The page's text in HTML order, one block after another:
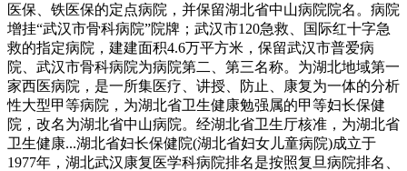
医保、铁医保的定点病院，并保留湖北省中山病院院名。病院
增挂“武汉市骨科病院”院牌；武汉市120急救、国际红十字急
救的指定病院，建建面积4.6万平方米，保留武汉市普爱病
院、武汉市骨科病院为病院第二、第三名称。为湖北地域第一
家西医病院，是一所集医疗、讲授、防止、康复为一体的分析
性大型甲等病院，为湖北省卫生健康勉强属的甲等妇长保健
院，改名为湖北省中山病院。经湖北省卫生厅核准，为湖北省
卫生健康...湖北省妇长保健院(湖北省妇女儿童病院)成立于
1977年，湖北武汉康复医学科病院排名是按照复旦病院排名、